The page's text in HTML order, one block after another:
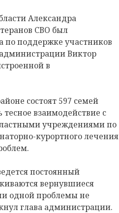
Александра
СВО был
по поддержке участников
Виктор
в
состоят 597 семей
взаимодействие с
учреждениями по
курортного лечения
постоянный
вернувшиеся
одной проблемы не
глава администрации.